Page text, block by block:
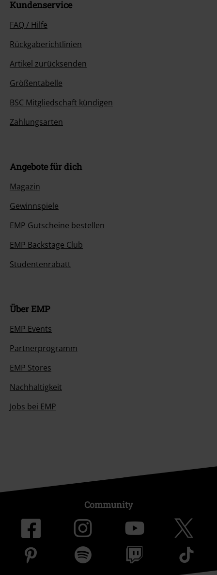
Kundenservice
FAQ / Hilfe
Rückgaberichtlinien
Artikel zurücksenden
Größentabelle
BSC Mitgliedschaft kündigen
Zahlungsarten
Angebote für dich
Magazin
Gewinnspiele
EMP Gutscheine bestellen
EMP Backstage Club
Studentenrabatt
Über EMP
EMP Events
Partnerprogramm
EMP Stores
Nachhaltigkeit
Jobs bei EMP
Community